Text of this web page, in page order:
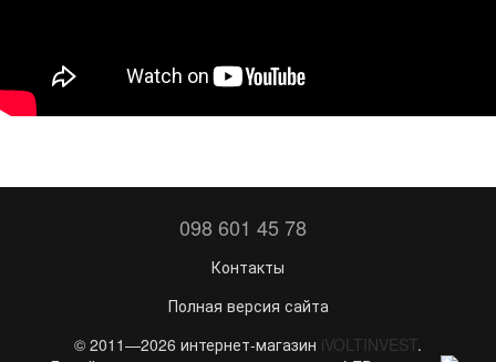
098 601 45 78
Контакты
Полная версия сайта
© 2011—2026 интернет-магазин iVOLTINVEST.